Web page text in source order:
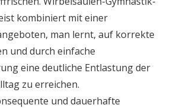
kombiniert mit einer
man lernt, auf korrekte
und durch einfache
eine deutliche Entlastung der
zu erreichen.
und dauerhafte